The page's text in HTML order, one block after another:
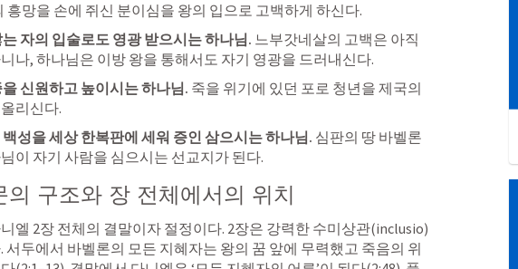
흥망을 손에 쥐신 분이심을 왕의 입으로 고백하게 하신다.
자의 입술로도 영광 받으시는 하나님. 느부갓네살의 고백은 아직
나, 하나님은 이방 왕을 통해서도 자기 영광을 드러내신다.
신원하고 높이시는 하나님. 죽을 위기에 있던 포로 청년을 제국의
리신다.
성을 세상 한복판에 세워 증인 삼으시는 하나님. 심판의 땅 바벨론
이 자기 사람을 심으시는 선교지가 된다.
의 구조와 장 전체에서의 위치
엘 2장 전체의 결말이자 절정이다. 2장은 강력한 수미상관(inclusio)
서두에서 바벨론의 모든 지혜자는 왕의 꿈 앞에 무력했고 죽음의 위